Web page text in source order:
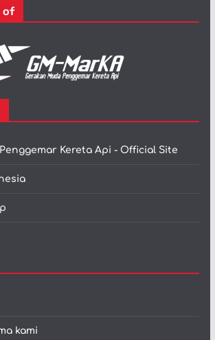
of
Kereta Api - Official Site
kami